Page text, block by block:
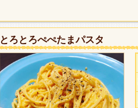
とろとろぺぺたまパスタ